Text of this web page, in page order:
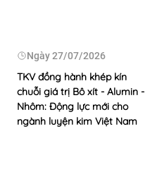
Ngày27/07/2026
TKV đồng hành khép kín
chuỗi giá trị Bô xít - Alumin -
Nhôm: Động lực mới cho
ngành luyện kim Việt Nam